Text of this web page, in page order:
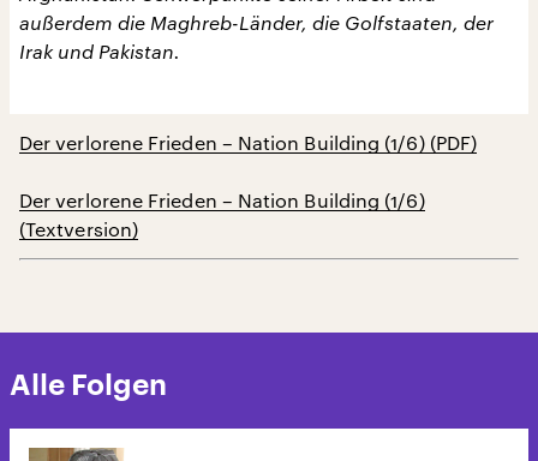
außerdem die Maghreb-Länder, die Golfstaaten, der
Irak und Pakistan.
Der verlorene Frieden – Nation Building (1/6) (PDF)
Der verlorene Frieden – Nation Building (1/6)
(Textversion)
Alle Folgen